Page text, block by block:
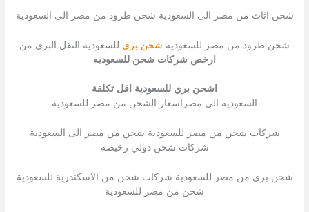
شحن اثاث من مصر الى السعودية شحن طرود من مصر الى السعودية
شحن طرود من مصر للسعودية شحن بري للسعودية النقل البرى من
ارخص شركات شحن للسعوديه
اشحن بري للسعودية اقل تكلفة
السعودية الى مصراسعار الشحن من مصر للسعودية
شركات شحن من مصر للسعودية شحن من مصر الى السعودية
شركات شحن دولي رخيصة
شحن بري من مصر للسعودية شركات شحن من الاسكندرية للسعودية
شحن من مصر للسعودية